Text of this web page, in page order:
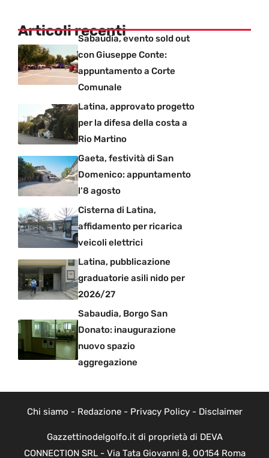
Articoli recentiSabaudia, evento sold out
con Giuseppe Conte:
appuntamento a Corte
Comunale
Latina, approvato progetto
per la difesa della costa a
Rio Martino
Gaeta, festività di San
Domenico: appuntamento
l’8 agosto
Cisterna di Latina,
affidamento per ricarica
veicoli elettrici
Latina, pubblicazione
graduatorie asili nido per
2026/27
Sabaudia, Borgo San
Donato: inaugurazione
nuovo spazio
aggregazione
Chi siamo - Redazione- Privacy Policy- Disclaimer
Gazzettinodelgolfo.it di proprietà di DEVA
CONNECTION SRL - Via Tata Giovanni 8, 00154 Roma